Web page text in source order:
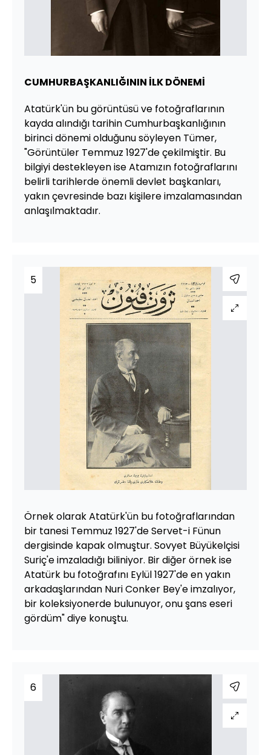
CUMHURBAŞKANLIĞININ İLK DÖNEMİ
Atatürk'ün bu görüntüsü ve fotoğraflarının
kayda alındığı tarihin Cumhurbaşkanlığının
birinci dönemi olduğunu söyleyen Tümer,
"Görüntüler Temmuz 1927'de çekilmiştir. Bu
bilgiyi destekleyen ise Atamızın fotoğraflarını
belirli tarihlerde önemli devlet başkanları,
yakın çevresinde bazı kişilere imzalamasından
anlaşılmaktadır.
5
Örnek olarak Atatürk'ün bu fotoğraflarından
bir tanesi Temmuz 1927'de Servet-i Fünun
dergisinde kapak olmuştur. Sovyet Büyükelçisi
Suriç'e imzaladığı biliniyor. Bir diğer örnek ise
Atatürk bu fotoğrafını Eylül 1927'de en yakın
arkadaşlarından Nuri Conker Bey'e imzalıyor,
bir koleksiyonerde bulunuyor, onu şans eseri
gördüm" diye konuştu.
6